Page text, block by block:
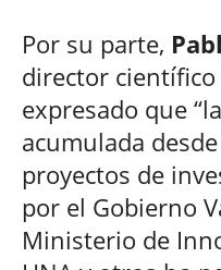
Por su parte,
director científico
expresado que
acumulada
proyectos de
por el Gobierno
Ministerio de